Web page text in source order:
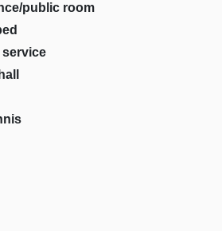
public room
service